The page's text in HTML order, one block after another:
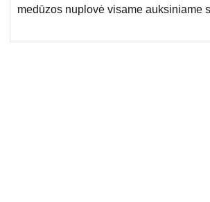
medūzos nuplovė visame auksiniame